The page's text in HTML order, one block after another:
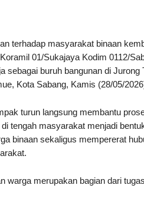
terhadap masyarakat binaan
01/Sukajaya Kodim 0112/
sebagai buruh bangunan di Jurong
Kota Sabang, Kamis (28/05/
turun langsung membantu
tengah masyarakat menjadi
binaan sekaligus mempererat
warga merupakan bagian dari